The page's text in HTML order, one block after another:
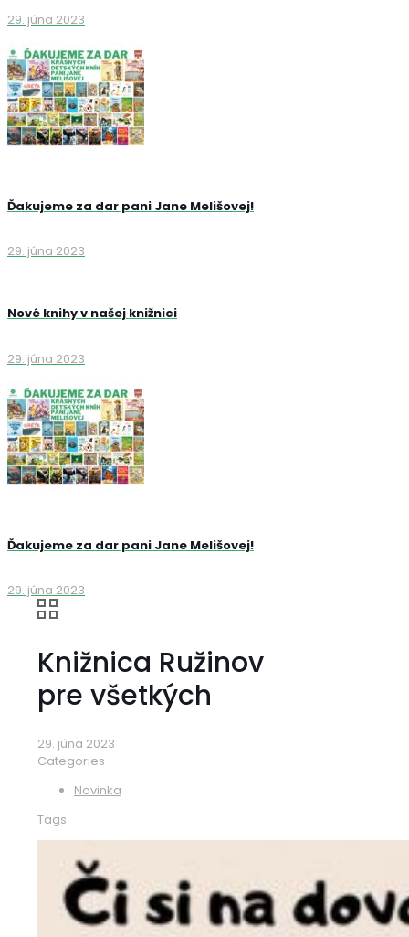
29. júna 2023
Ďakujeme za dar pani Jane Melišovej!
29. júna 2023
Nové knihy v našej knižnici
29. júna 2023
Ďakujeme za dar pani Jane Melišovej!
29. júna 2023
Knižnica Ružinov
pre všetkých
29. júna 2023
Categories
Novinka
Tags